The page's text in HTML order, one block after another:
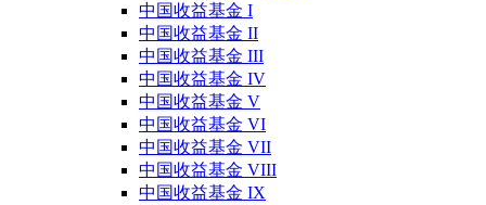
中国收益基金 I
中国收益基金 II
中国收益基金 III
中国收益基金 IV
中国收益基金 V
中国收益基金 VI
中国收益基金 VII
中国收益基金 VIII
中国收益基金 IX